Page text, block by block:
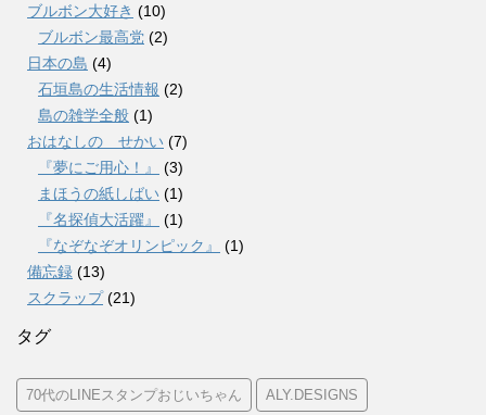
ブルボン大好き (10)
ブルボン最高党 (2)
日本の島 (4)
石垣島の生活情報 (2)
島の雑学全般 (1)
おはなしの せかい (7)
『夢にご用心！』
(3)
まほうの紙しばい (1)
『名探偵大活躍』
(1)
『なぞなぞオリンピック』
(1)
備忘録 (13)
スクラップ(21)
タグ
70代のLINEスタンプおじいちゃん ALY.DESIGNS